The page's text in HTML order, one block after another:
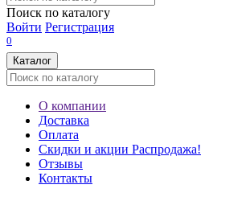
Поиск по каталогу
Войти Регистрация
0
Каталог
О компании
Доставка
Оплата
Скидки и акции Распродажа!
Отзывы
Контакты